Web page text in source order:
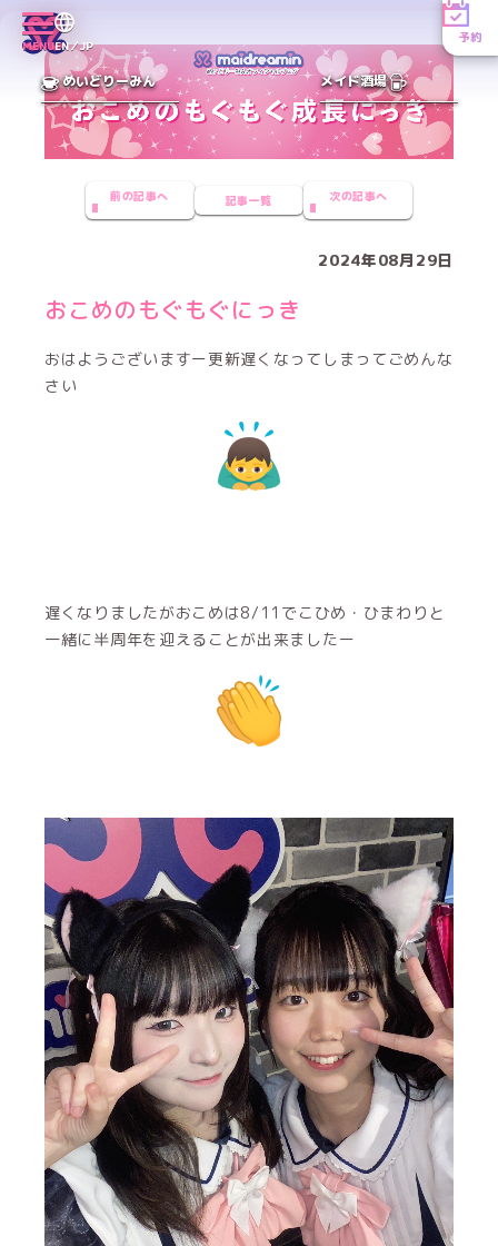
MENUEN／JP
予約
めいどりーみん メイド酒場
前の記事へ 記事一覧 次の記事へ
2024年08月29日
おこめのもぐもぐにっき
おはようございますー更新遅くなってしまってごめんな
さい
遅くなりましたがおこめは8/11でこひめ・ひまわりと
一緒に半周年を迎えることが出来ましたー